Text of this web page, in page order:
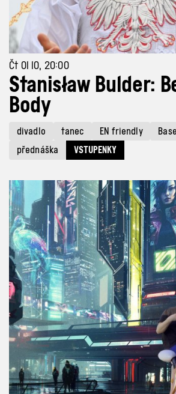
Čt 01 10, 20:00
Stanisław Bulder:
Body
divadlo tanec EN friendly
přednáška
VSTUPENKY